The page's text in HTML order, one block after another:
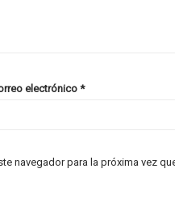
electrónico *
navegador para la próxima vez